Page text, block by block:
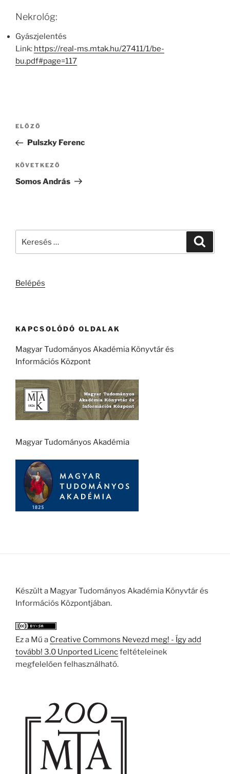
Nekrológ:
Gyászjelentés
Link: https://real-ms.mtak.hu/27411/1/be-
bu.pdf#page=117
Bejegyzés
Korábbi
bejegyzés
ELŐZŐ
Pulszky Ferenc
Következő
bejegyzés
KÖVETKEZŐ
Somos András
Belépés
KAPCSOLÓDÓ OLDALAK
Magyar Tudományos Akadémia Könyvtár és
Információs Központ
Magyar Tudományos Akadémia
Készült a Magyar Tudományos Akadémia Könyvtár és
Információs Központjában.
Ez a Mű a Creative Commons Nevezd meg! - Így add
tovább! 3.0 Unported Licencfeltételeinek
megfelelően felhasználható.